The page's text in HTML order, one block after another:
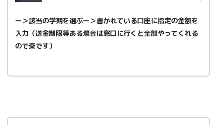
ー＞該当の学期を選ぶー＞書かれている口座に指定の金額を
入力（送金制限等ある場合は窓口に行くと全部やってくれる
ので楽です）